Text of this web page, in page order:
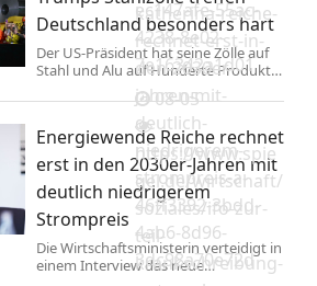
Deutschland besonders hart
Der US-Präsident hat seine Zölle auf
Stahl und Alu auf Hunderte Produkte
ausgeweitet. Das trifft Deutschland
überproportional, zeigt eine neue
Auswertung. China umgeht das
offenbar mit einem Trick.
ec147afe-55ac-
4238-8e02-
7e16342a1d01
Energiewende Reiche rechnet
erst in den 2030er-Jahren mit
deutlich niedrigerem
Strompreis
Die Wirtschaftsministerin verteidigt in
einem Interview das neue
katherina-reiche-
rechnet-erst-in-
den-2030er-
jahren-mit-
deutlich-
niedrigerem-
strompreis-a-
46ff3392-3bdd-
4ab6-8d96-
3dc98a70e72d
08-05
https://www.spie
gel.de/wirtschaft/
soziales/ifo-zur-
teil-
krankschreibung-